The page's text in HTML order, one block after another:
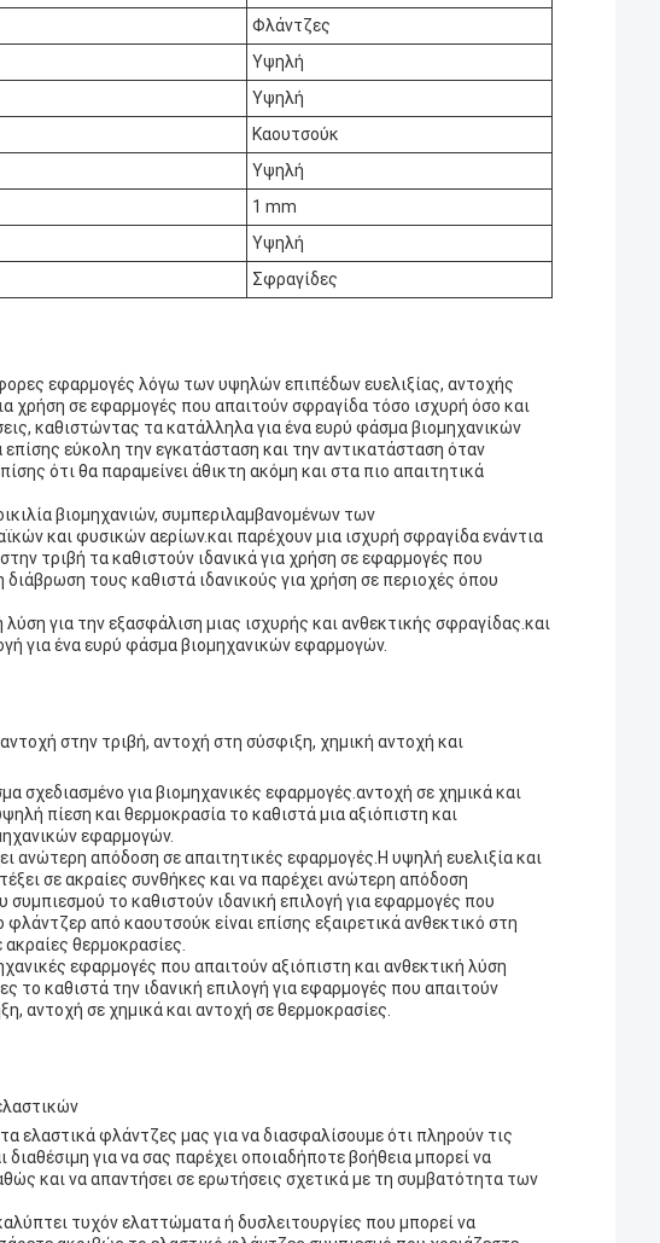
Φλάντζες
Υψηλή
Υψηλή
Καουτσούκ
Υψηλή
1 mm
Υψηλή
Σφραγίδες
εφαρμογές λόγω των υψηλών επιπέδων ευελιξίας, αντοχής
χρήση σε εφαρμογές που απαιτούν σφραγίδα τόσο ισχυρή όσο και
καθιστώντας τα κατάλληλα για ένα ευρύ φάσμα βιομηχανικών
εύκολη την εγκατάσταση και την αντικατάσταση όταν
ότι θα παραμείνει άθικτη ακόμη και στα πιο απαιτητικά
βιομηχανιών, συμπεριλαμβανομένων των
και φυσικών αερίων.και παρέχουν μια ισχυρή σφραγίδα ενάντια
τριβή τα καθιστούν ιδανικά για χρήση σε εφαρμογές που
τους καθιστά ιδανικούς για χρήση σε περιοχές όπου
για την εξασφάλιση μιας ισχυρής και ανθεκτικής σφραγίδας.και
για ένα ευρύ φάσμα βιομηχανικών εφαρμογών.
στην τριβή, αντοχή στη σύσφιξη, χημική αντοχή και
σχεδιασμένο για βιομηχανικές εφαρμογές.αντοχή σε χημικά και
πίεση και θερμοκρασία το καθιστά μια αξιόπιστη και
εφαρμογών.
ανώτερη απόδοση σε απαιτητικές εφαρμογές.Η υψηλή ευελιξία και
σε ακραίες συνθήκες και να παρέχει ανώτερη απόδοση
το καθιστούν ιδανική επιλογή για εφαρμογές που
από καουτσούκ είναι επίσης εξαιρετικά ανθεκτικό στη
θερμοκρασίες.
εφαρμογές που απαιτούν αξιόπιστη και ανθεκτική λύση
καθιστά την ιδανική επιλογή για εφαρμογές που απαιτούν
αντοχή σε χημικά και αντοχή σε θερμοκρασίες.
ελαστικά φλάντζες μας για να διασφαλίσουμε ότι πληρούν τις
για να σας παρέχει οποιαδήποτε βοήθεια μπορεί να
και να απαντήσει σε ερωτήσεις σχετικά με τη συμβατότητα των
τυχόν ελαττώματα ή δυσλειτουργίες που μπορεί να